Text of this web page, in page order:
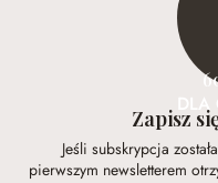
DLA
Zapisz
Jeśli subskrypcja
pierwszym newsletterem